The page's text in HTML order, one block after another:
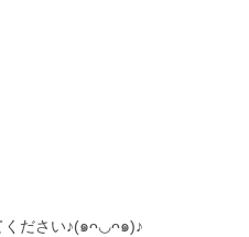
ください♪(๑ᴖ◡ᴖ๑)♪